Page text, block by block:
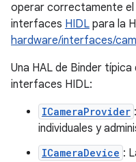
operar correctamente el
interfaces HIDL para la
hardware/interfaces/
Una HAL de Binder
interfaces HIDL:
ICameraProvider
individuales y
ICameraDevice :